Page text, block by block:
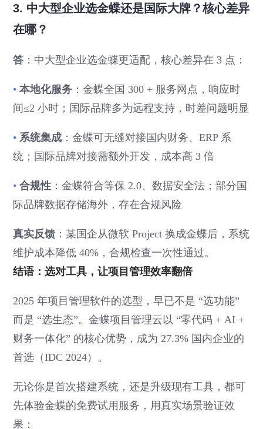
3. 中大型企业选金蝶还是国际大牌？核心差异
在哪？
答 ：中大型企业选金蝶更适配，核心差异在 3 点：
•本地化服务 ：金蝶全国 300 + 服务网点，响应时
间≤2 小时；国际品牌多为远程支持，时差问题明显
• 系统集成 ：金蝶可无缝对接国内财务、ERP 系
统；国际品牌对接需额外开发，成本高 3 倍
•合规性 ：金蝶符合等保 2.0、数据安全法；部分国
际品牌数据存储海外，存在合规风险
真实反馈 ：某国企从微软 Project 换成金蝶后，系统
维护成本降低 40%，合规检查一次性通过。
结语：选对工具，让项目管理效率翻倍
2025 年项目管理软件的选型，早已不是 “选功能”
而是 “选生态”。金蝶项目管理云以 “零代码 + AI +
财务一体化” 的核心优势，成为 27.3% 国内企业的
首选（IDC 2024）。
无论你是首次搭建系统，还是升级现有工具，都可
先体验金蝶的免费试用服务，用真实场景验证效
果：